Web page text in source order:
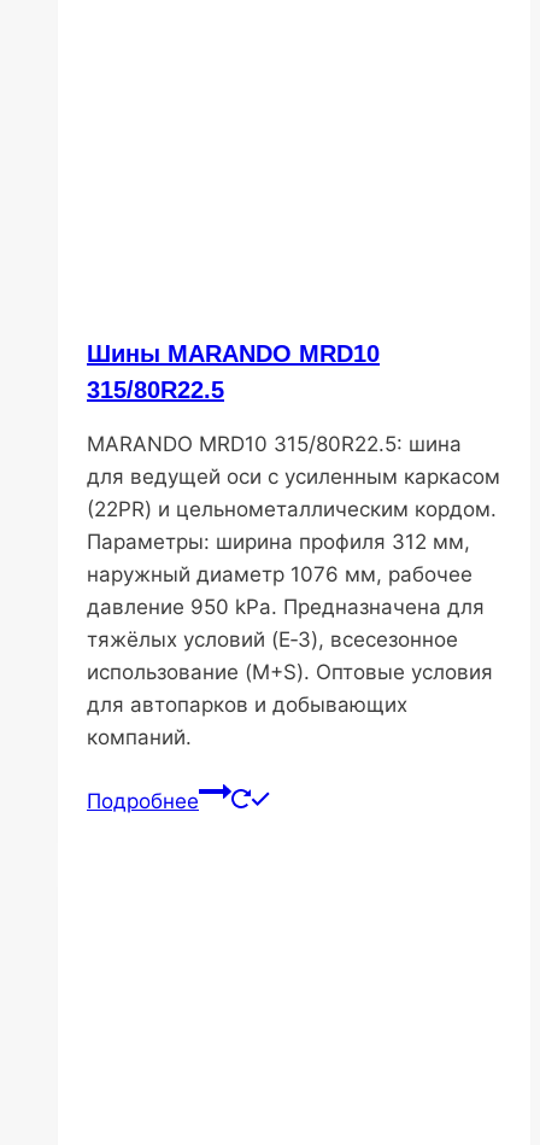
Шины MARANDO MRD10
315/80R22.5
MARANDO MRD10 315/80R22.5: шина
для ведущей оси с усиленным каркасом
(22PR) и цельнометаллическим кордом.
Параметры: ширина профиля 312 мм,
наружный диаметр 1076 мм, рабочее
давление 950 kPa. Предназначена для
тяжёлых условий (E‑3), всесезонное
использование (M+S). Оптовые условия
для автопарков и добывающих
компаний.
Подробнее